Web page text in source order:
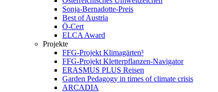
Sonja-Bernadotte-Preis
Best of Austria
Ö-Cert
ELCA Award
Projekte
FFG-Projekt Klimagärten³
FFG-Projekt Kletterpflanzen-Navigator
ERASMUS PLUS Reisen
Garden Pedagogy in times of climate crisis
ARCADIA